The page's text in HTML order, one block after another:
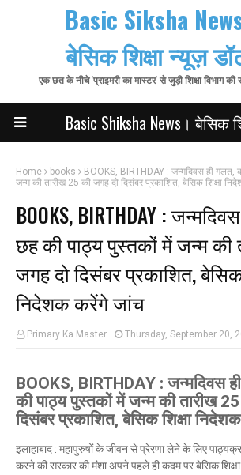
Basic Siksha
बेसिक शिक्षा न्यूज़
एक छत के नीचे 'प्राइमरी का मास्टर' से जुड़ी शिक्षा विभाग
Basic Shiksha News। बेसिक
Home books
BOOKS, BIRTHDAY : जन्मदिवस ही गलत,
जन्म की तारीख 25 की जगह दो दिसंबर प्रकाशित, बेसिक शिक्षा
BOOKS, BIRTHDAY :
छह की पाठ्य पुस्तकों में जन्म की
जगह दो दिसंबर प्रकाशित, बेसिक
निदेशक करेंगे जांच
Primary Ka Master Thursday, September 20,
BOOKS, BIRTHDAY : जन्मदिवस
की पाठ्य पुस्तकों में जन्म की तारीख
दिसंबर प्रकाशित, बेसिक शिक्षा
इलाहाबाद : महापुरुषों के जीवन से प्रेरणा लेने के लिए
करने की सरकार की मंशा अपने पहले ही कदम पर बेसिक शिक्षा